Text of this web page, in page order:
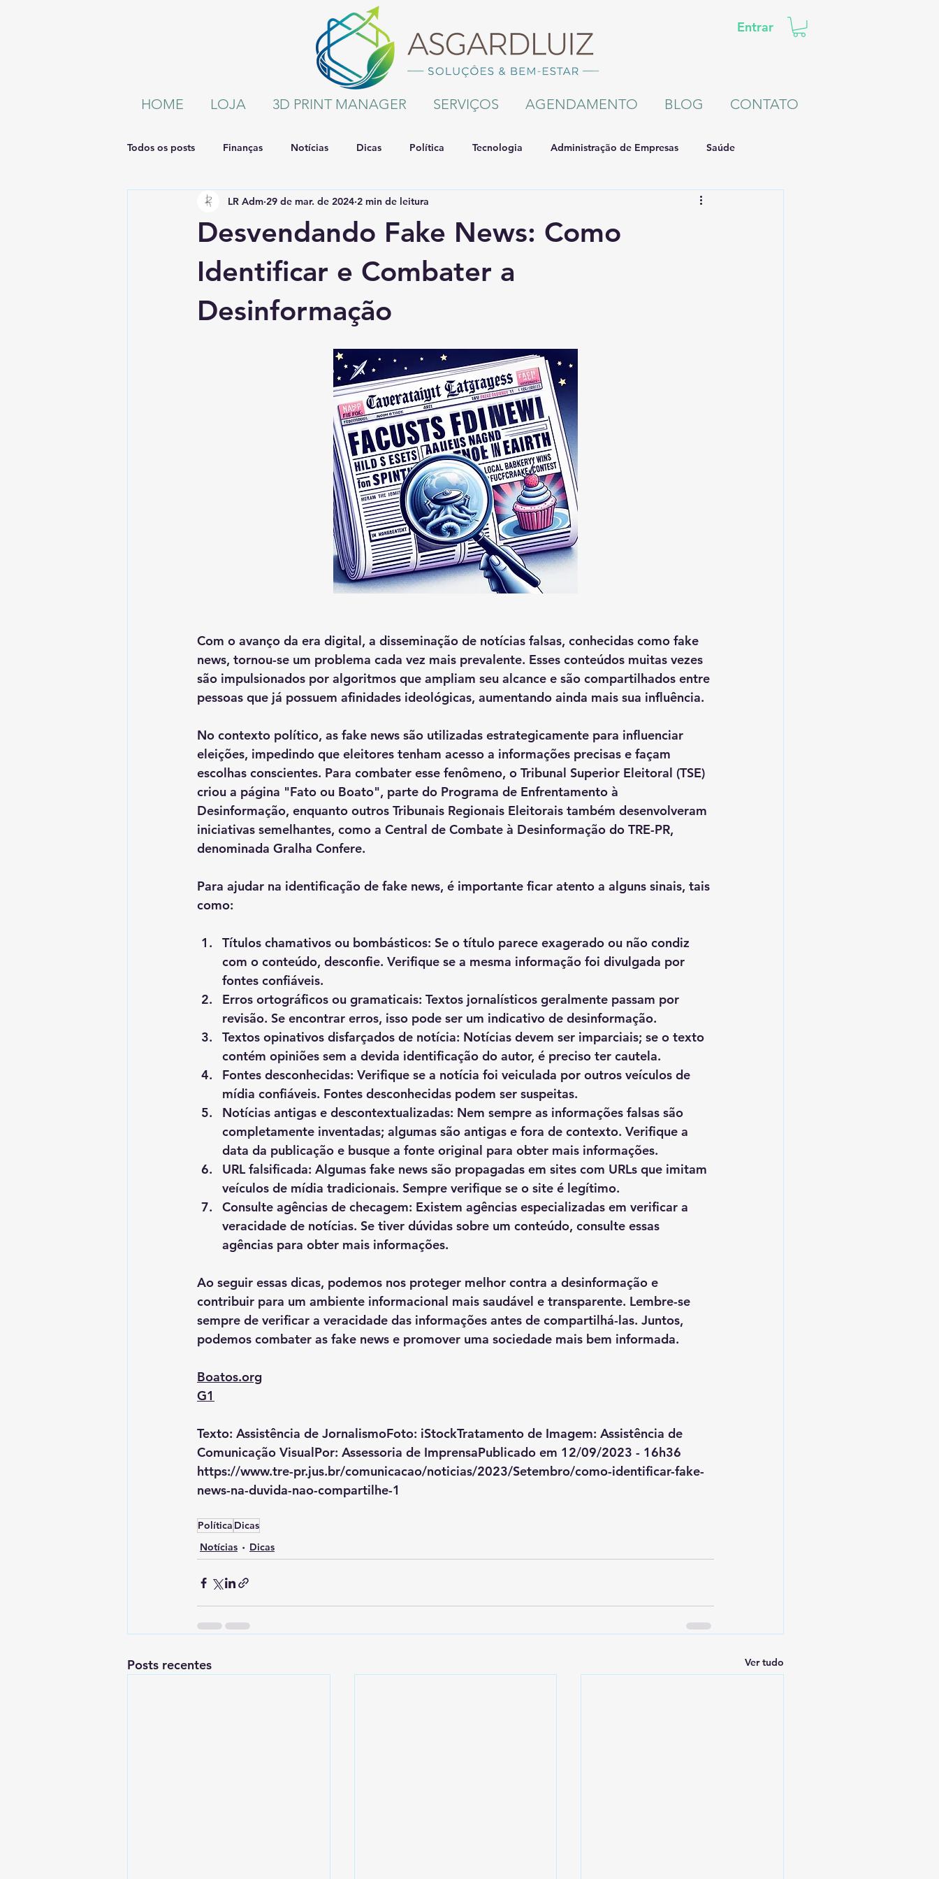
Entrar
HOME LOJA 3D PRINT MANAGER SERVIÇOS AGENDAMENTO BLOG CONTATO
Todos os posts Finanças Notícias Dicas Política Tecnologia Administração de Empresas Saúde
Desvendando Fake News: Como
Identificar e Combater a
Desinformação
LR Adm 29 de mar. de 2024 2 min de leitura
Com o avanço da era digital, a disseminação de notícias falsas, conhecidas como fake
news, tornou-se um problema cada vez mais prevalente. Esses conteúdos muitas vezes
são impulsionados por algoritmos que ampliam seu alcance e são compartilhados entre
pessoas que já possuem afinidades ideológicas, aumentando ainda mais sua influência.
No contexto político, as fake news são utilizadas estrategicamente para influenciar
eleições, impedindo que eleitores tenham acesso a informações precisas e façam
escolhas conscientes. Para combater esse fenômeno, o Tribunal Superior Eleitoral (TSE)
criou a página "Fato ou Boato", parte do Programa de Enfrentamento à
Desinformação, enquanto outros Tribunais Regionais Eleitorais também desenvolveram
iniciativas semelhantes, como a Central de Combate à Desinformação do TRE-PR,
denominada Gralha Confere.
Para ajudar na identificação de fake news, é importante ficar atento a alguns sinais, tais
como:
Títulos chamativos ou bombásticos: Se o título parece exagerado ou não condiz
com o conteúdo, desconfie. Verifique se a mesma informação foi divulgada por
fontes confiáveis.
Erros ortográficos ou gramaticais: Textos jornalísticos geralmente passam por
revisão. Se encontrar erros, isso pode ser um indicativo de desinformação.
Textos opinativos disfarçados de notícia: Notícias devem ser imparciais; se o texto
contém opiniões sem a devida identificação do autor, é preciso ter cautela.
Fontes desconhecidas: Verifique se a notícia foi veiculada por outros veículos de
mídia confiáveis. Fontes desconhecidas podem ser suspeitas.
Notícias antigas e descontextualizadas: Nem sempre as informações falsas são
completamente inventadas; algumas são antigas e fora de contexto. Verifique a
data da publicação e busque a fonte original para obter mais informações.
URL falsificada: Algumas fake news são propagadas em sites com URLs que imitam
veículos de mídia tradicionais. Sempre verifique se o site é legítimo.
Consulte agências de checagem: Existem agências especializadas em verificar a
veracidade de notícias. Se tiver dúvidas sobre um conteúdo, consulte essas
agências para obter mais informações.
Ao seguir essas dicas, podemos nos proteger melhor contra a desinformação e
contribuir para um ambiente informacional mais saudável e transparente. Lembre-se
sempre de verificar a veracidade das informações antes de compartilhá-las. Juntos,
podemos combater as fake news e promover uma sociedade mais bem informada.
Boatos.org
G1
Texto: Assistência de JornalismoFoto: iStockTratamento de Imagem: Assistência de
Comunicação VisualPor: Assessoria de ImprensaPublicado em 12/09/2023 - 16h36
https://www.tre-pr.jus.br/comunicacao/noticias/2023/Setembro/como-identificar-fake-
news-na-duvida-nao-compartilhe-1
Política Dicas
Notícias
Dicas
Posts recentes Ver tudo